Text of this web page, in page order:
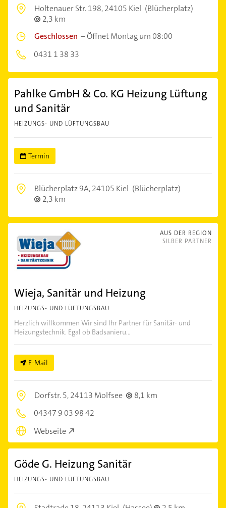
Holtenauer Str. 198,24105 Kiel (Blücherplatz)
2,3 km
Geschlossen –Öffnet Montag um 08:00
0431 1 38 33
Pahlke GmbH & Co. KG Heizung Lüftung
und Sanitär
HEIZUNGS- UND LÜFTUNGSBAU
Termin
Blücherplatz 9A,24105 Kiel (Blücherplatz)
2,3 km
AUS DER REGION
SILBER PARTNER
Wieja, Sanitär und Heizung
HEIZUNGS- UND LÜFTUNGSBAU
Herzlich willkommen Wir sind Ihr Partner für Sanitär- und
Heizungstechnik. Egal ob Badsanieru...
E-Mail
Dorfstr. 5,24113 Molfsee
8,1 km
04347 9 03 98 42
Webseite
Göde G. Heizung Sanitär
HEIZUNGS- UND LÜFTUNGSBAU